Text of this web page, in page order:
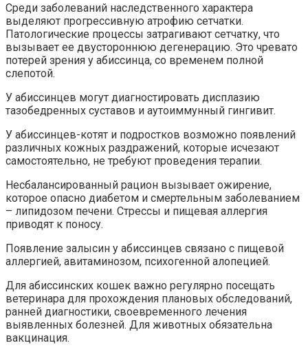
Среди заболеваний наследственного характера
выделяют прогрессивную атрофию сетчатки.
Патологические процессы затрагивают сетчатку, что
вызывает ее двустороннюю дегенерацию. Это чревато
потерей зрения у абиссинца, со временем полной
слепотой.
У абиссинцев могут диагностировать дисплазию
тазобедренных суставов и аутоиммунный гингивит.
У абиссинцев-котят и подростков возможно появлений
различных кожных раздражений, которые исчезают
самостоятельно, не требуют проведения терапии.
Несбалансированный рацион вызывает ожирение,
которое опасно диабетом и смертельным заболеванием
– липидозом печени. Стрессы и пищевая аллергия
приводят к поносу.
Появление залысин у абиссинцев связано с пищевой
аллергией, авитаминозом, психогенной алопецией.
Для абиссинских кошек важно регулярно посещать
ветеринара для прохождения плановых обследований,
ранней диагностики, своевременного лечения
выявленных болезней. Для животных обязательна
вакцинация.